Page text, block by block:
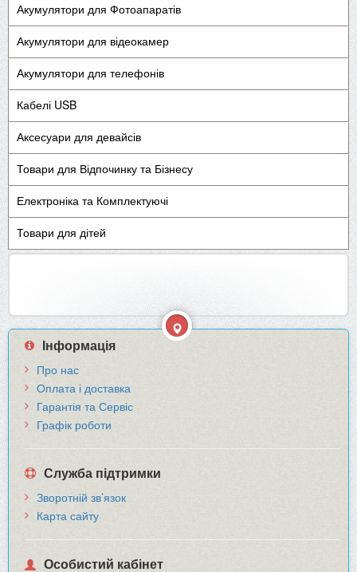
Акумулятори для Фотоапаратів
Акумулятори для відеокамер
Акумулятори для телефонів
Кабелі USB
Аксесуари для девайсів
Товари для Відпочинку та Бізнесу
Електроніка та Комплектуючі
Товари для дітей
Інформація
Про нас
Оплата і доставка
Гарантія та Сервіс
Графік роботи
Служба підтримки
Зворотній зв’язок
Карта сайту
Особистий кабінет